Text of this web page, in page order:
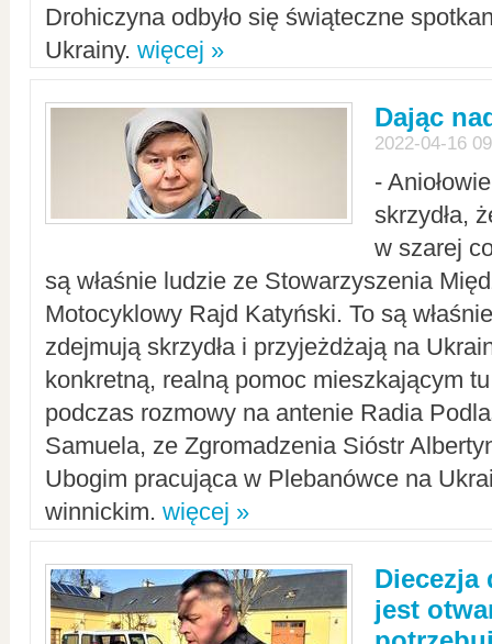
Drohiczyna odbyło się świąteczne
Ukrainy. więcej »
Dając
2022-04-16
-
skrzydła,
w szarej
są właśnie ludzie ze Stowarzyszenia
Motocyklowy Rajd Katyński. To są
zdejmują skrzydła i przyjeżdżają na
konkretną, realną pomoc mieszkającym
podczas rozmowy na antenie Radia
Samuela, ze Zgromadzenia Sióstr
Ubogim pracująca w Plebanówce na
winnickim. więcej »
Diecezja
jest